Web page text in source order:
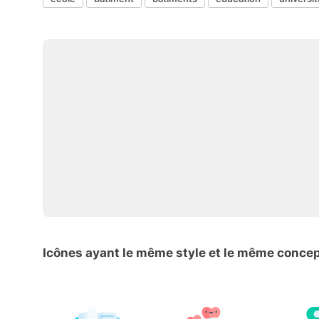
Icônes ayant le même style et le même